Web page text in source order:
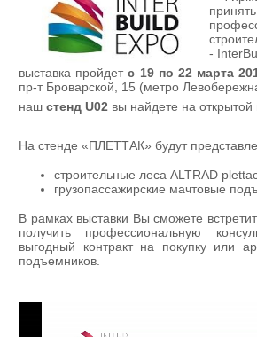
-
выставка пройдетс 19 по 22 марта
пр-т Броварской, 15 (метро
нашстенд U02 вы найдете на
На стенде «ПЛЕТТАК» будут
строительные леса ALTRAD
грузопассажирские мачтовые
В рамках выставки Вы сможете
получить профессиональную
выгодный контракт на покупку или
подъемников.